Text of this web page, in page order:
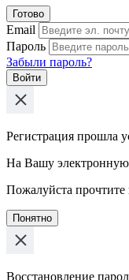
Готово
Email
Пароль
Забыли пароль?
Войти
Регистрация прошла
На Вашу электронную
Пожалуйста
Понятно
Восстановление